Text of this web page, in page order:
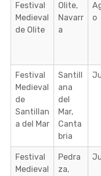
Festival
Medieval
de Olite
Olite,
Navarr
a
o
Festival
Medieval
de
Santillan
a del Mar
Santill
ana
del
Mar,
Canta
bria
Festival
Medieval
Pedra
za,